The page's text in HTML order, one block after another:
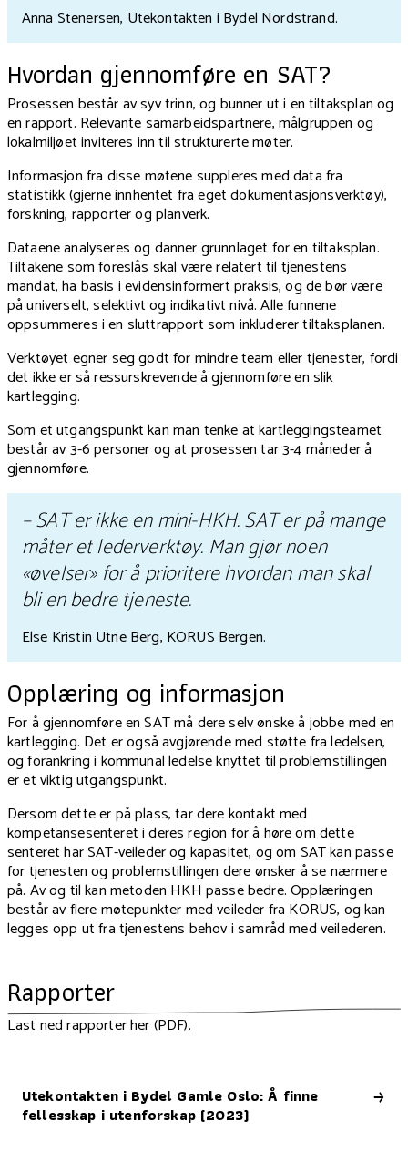
Anna Stenersen, Utekontakten i Bydel Nordstrand.
Hvordan gjennomføre en SAT?
Prosessen består av syv trinn, og bunner ut i en tiltaksplan og
en rapport. Relevante samarbeidspartnere, målgruppen og
lokalmiljøet inviteres inn til strukturerte møter.
Informasjon fra disse møtene suppleres med data fra
statistikk (gjerne innhentet fra eget dokumentasjonsverktøy),
forskning, rapporter og planverk.
Dataene analyseres og danner grunnlaget for en tiltaksplan.
Tiltakene som foreslås skal være relatert til tjenestens
mandat, ha basis i evidensinformert praksis, og de bør være
på universelt, selektivt og indikativt nivå. Alle funnene
oppsummeres i en sluttrapport som inkluderer tiltaksplanen.
Verktøyet egner seg godt for mindre team eller tjenester, fordi
det ikke er så ressurskrevende å gjennomføre en slik
kartlegging.
Som et utgangspunkt kan man tenke at kartleggingsteamet
består av 3-6 personer og at prosessen tar 3-4 måneder å
gjennomføre.
–SAT er ikke en mini-HKH. SAT er på mange
måter et lederverktøy. Man gjør noen
«øvelser» for å prioritere hvordan man skal
bli en bedre tjeneste.
Else Kristin Utne Berg, KORUS Bergen.
Opplæring og informasjon
For å gjennomføre en SAT må dere selv ønske å jobbe med en
kartlegging. Det er også avgjørende med støtte fra ledelsen,
og forankring i kommunal ledelse knyttet til problemstillingen
er et viktig utgangspunkt.
Dersom dette er på plass, tar dere kontakt med
kompetansesenteret i deres region for å høre om dette
senteret har SAT-veileder og kapasitet, og om SAT kan passe
for tjenesten og problemstillingen dere ønsker å se nærmere
på. Av og til kan metoden HKH passe bedre. Opplæringen
består av flere møtepunkter med veileder fra KORUS, og kan
legges opp ut fra tjenestens behov i samråd med veilederen.
Rapporter
Last ned rapporter her (PDF).
Utekontakten i Bydel Gamle Oslo: Å finne
fellesskap i utenforskap (2023)